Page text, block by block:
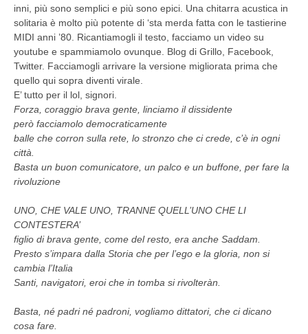
inni, più sono semplici e più sono epici. Una chitarra acustica in
solitaria è molto più potente di ‘sta merda fatta con le tastierine
MIDI anni ’80. Ricantiamogli il testo, facciamo un video su
youtube e spammiamolo ovunque. Blog di Grillo, Facebook,
Twitter. Facciamogli arrivare la versione migliorata prima che
quello qui sopra diventi virale.
E’ tutto per il lol, signori.
Forza, coraggio brava gente, linciamo il dissidente
però facciamolo democraticamente
balle che corron sulla rete, lo stronzo che ci crede, c’è in ogni
città.
Basta un buon comunicatore, un palco e un buffone, per fare la
rivoluzione
UNO, CHE VALE UNO, TRANNE QUELL’UNO CHE LI
CONTESTERA’
figlio di brava gente, come del resto, era anche Saddam.
Presto s’impara dalla Storia che per l’ego e la gloria, non si
cambia l’Italia
Santi, navigatori, eroi che in tomba si rivolteràn.
Basta, né padri né padroni, vogliamo dittatori, che ci dicano
cosa fare.